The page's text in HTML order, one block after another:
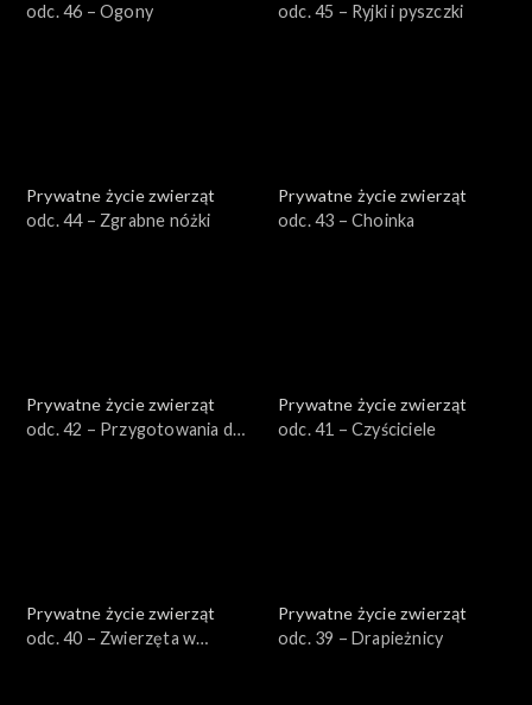
odc. 46 – Ogony
odc. 45 – Ryjki i pyszczki
Prywatne życie zwierząt
odc. 44 – Zgrabne nóżki
Prywatne życie zwierząt
odc. 43 – Choinka
Prywatne życie zwierząt
odc. 42 – Przygotowania do
Prywatne życie zwierząt
odc. 41 – Czyściciele
Prywatne życie zwierząt
odc. 40 – Zwierzęta w
Prywatne życie zwierząt
odc. 39 – Drapieżnicy